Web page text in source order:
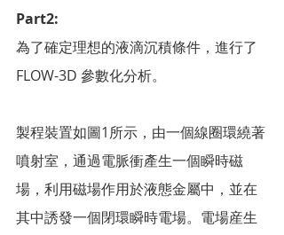
Part2:
為了確定理想的液滴沉積條件，進行了
FLOW-3D 參數化分析。
製程裝置如圖1所示，由一個線圈環繞著
噴射室，通過電脈衝產生一個瞬時磁
場，利用磁場作用於液態金屬中，並在
其中誘發一個閉環瞬時電場。電場産生